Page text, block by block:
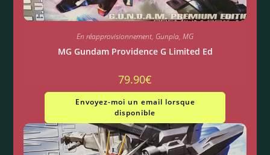
En réapprovisionnement, Gunpla, MG
MG Gundam Providence G Limited Ed
79.90€
Envoyez-moi un email lorsque
disponible